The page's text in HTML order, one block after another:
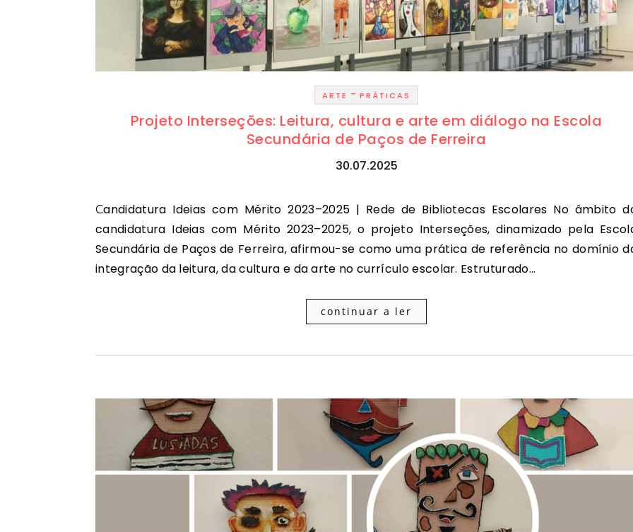
ARTE - PRÁTICAS
Projeto Interseções: Leitura, cultura e arte em diálogo na Escola
Secundária de Paços de Ferreira
30.07.2025
Candidatura Ideias com Mérito 2023–2025 | Rede de Bibliotecas Escolares No âmbito da
candidatura Ideias com Mérito 2023–2025, o projeto Interseções, dinamizado pela
Secundária de Paços de Ferreira, afirmou-se como uma prática de referência no domínio
integração da leitura, da cultura e da arte no currículo escolar. Estruturado…
continuar a ler